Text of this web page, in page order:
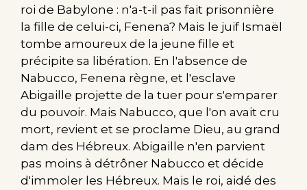
roi de Babylone : n'a-t-il pas fait prisonnière
la fille de celui-ci, Fenena? Mais le juif Ismaël
tombe amoureux de la jeune fille et
précipite sa libération. En l'absence de
Nabucco, Fenena règne, et l'esclave
Abigaille projette de la tuer pour s'emparer
du pouvoir. Mais Nabucco, que l'on avait cru
mort, revient et se proclame Dieu, au grand
dam des Hébreux. Abigaille n'en parvient
pas moins à détrôner Nabucco et décide
d'immoler les Hébreux. Mais le roi, aidé des